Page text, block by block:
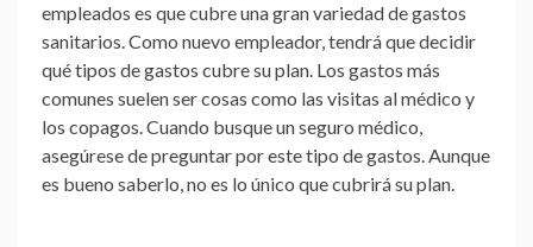
empleados es que cubre una gran variedad de gastos
sanitarios. Como nuevo empleador, tendrá que decidir
qué tipos de gastos cubre su plan. Los gastos más
comunes suelen ser cosas como las visitas al médico y
los copagos. Cuando busque un seguro médico,
asegúrese de preguntar por este tipo de gastos. Aunque
es bueno saberlo, no es lo único que cubrirá su plan.